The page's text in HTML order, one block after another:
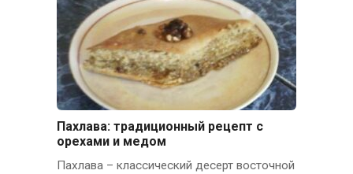
Пахлава: традиционный рецепт с
орехами и медом
Пахлава – классический десерт восточной